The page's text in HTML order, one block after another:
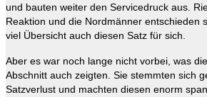
und bauten weiter den Servicedruck aus.
Reaktion und die Nordmänner entschieden
viel Übersicht auch diesen Satz für sich.
Aber es war noch lange nicht vorbei, was
Abschnitt auch zeigten. Sie stemmten sich
Satzverlust und machten diesen enorm